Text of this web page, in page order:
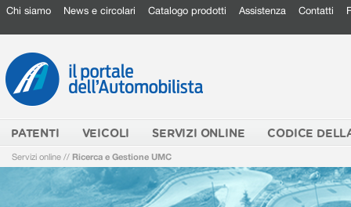
Chi siamo News e circolari Catalogo prodotti Assistenza Contatti
PATENTI VEICOLI SERVIZI ONLINE CODICE
Servizi online // Ricerca e Gestione UMC